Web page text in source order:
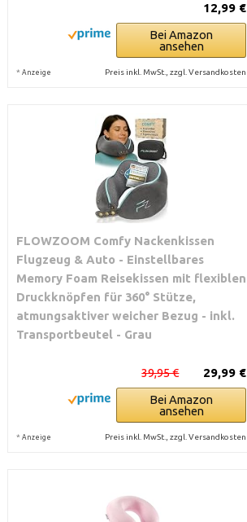
12,99 €
Bei Amazon
ansehen
* Anzeige Preis inkl. MwSt., zzgl. Versandkosten
FLOWZOOM Comfy Nackenkissen
Flugzeug & Auto - Einstellbares
Memory Foam Reisekissen mit flexiblen
Druckknöpfen für 360° Stütze,
atmungsaktiver weicher Bezug - inkl.
Transportbeutel - Grau
29,99 €
39,95 €
Bei Amazon
ansehen
* Anzeige Preis inkl. MwSt., zzgl. Versandkosten